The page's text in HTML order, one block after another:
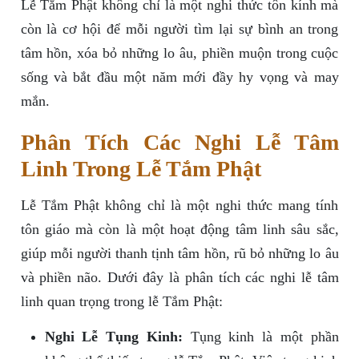
Lễ Tắm Phật không chỉ là một nghi thức tôn kính mà
còn là cơ hội để mỗi người tìm lại sự bình an trong
tâm hồn, xóa bỏ những lo âu, phiền muộn trong cuộc
sống và bắt đầu một năm mới đầy hy vọng và may
mắn.
Phân Tích Các Nghi Lễ Tâm
Linh Trong Lễ Tắm Phật
Lễ Tắm Phật không chỉ là một nghi thức mang tính
tôn giáo mà còn là một hoạt động tâm linh sâu sắc,
giúp mỗi người thanh tịnh tâm hồn, rũ bỏ những lo âu
và phiền não. Dưới đây là phân tích các nghi lễ tâm
linh quan trọng trong lễ Tắm Phật:
Nghi Lễ Tụng Kinh: Tụng kinh là một phần